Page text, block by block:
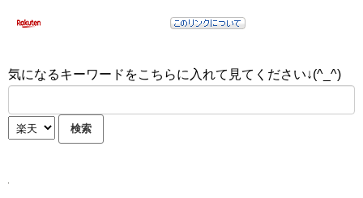
気になるキーワードをこちらに入れて見てください↓(^_^)